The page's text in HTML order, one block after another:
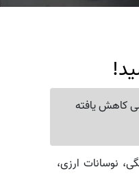
کاهش یافته
نوسانات ارزی،